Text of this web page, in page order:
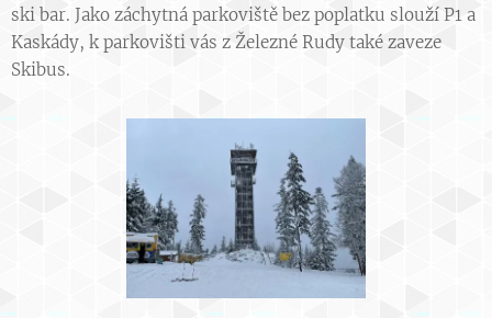
ski bar. Jako záchytná parkoviště bez poplatku slouží P1 a
Kaskády, k parkovišti vás z Železné Rudy také zaveze
Skibus.